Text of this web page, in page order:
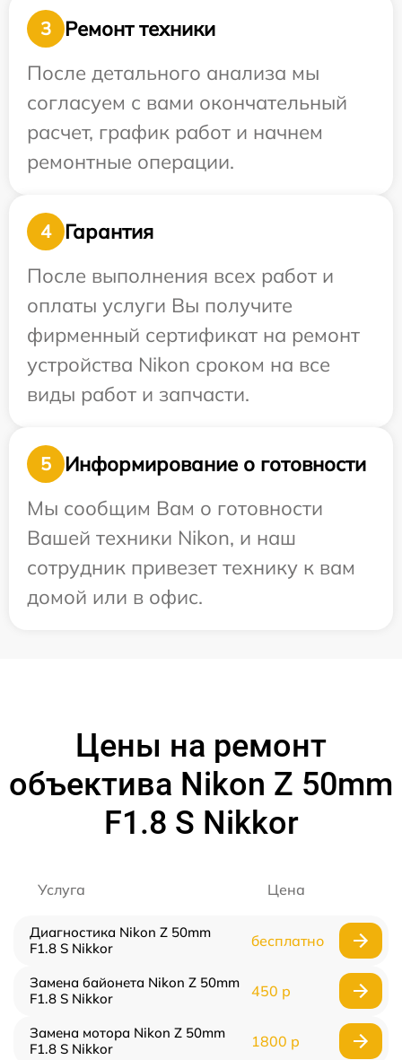
3
Ремонт техники
После детального анализа мы
согласуем с вами окончательный
расчет, график работ и начнем
ремонтные операции.
4
Гарантия
После выполнения всех работ и
оплаты услуги Вы получите
фирменный сертификат на ремонт
устройства Nikon сроком на все
виды работ и запчасти.
5
Информирование о готовности
Мы сообщим Вам о готовности
Вашей техники Nikon, и наш
сотрудник привезет технику к вам
домой или в офис.
Цены на ремонт
объектива Nikon Z 50mm
F1.8 S Nikkor
Услуга Цена
Диагностика Nikon Z 50mm
F1.8 S Nikkor
бесплатно
Замена байонета Nikon Z 50mm
F1.8 S Nikkor
450 р
Замена мотора Nikon Z 50mm
F1.8 S Nikkor
1800 р